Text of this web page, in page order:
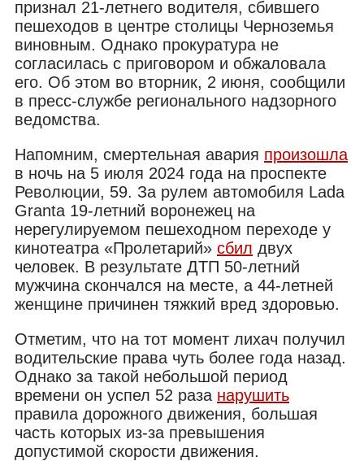
признал 21-летнего водителя, сбившего
пешеходов в центре столицы Черноземья
виновным. Однако прокуратура не
согласилась с приговором и обжаловала
его. Об этом во вторник, 2 июня, сообщили
в пресс-службе регионального надзорного
ведомства.
Напомним, смертельная авария произошла
в ночь на 5 июля 2024 года на проспекте
Революции, 59. За рулем автомобиля Lada
Granta 19-летний воронежец на
нерегулируемом пешеходном переходе у
кинотеатра «Пролетарий» сбил двух
человек. В результате ДТП 50-летний
мужчина скончался на месте, а 44-летней
женщине причинен тяжкий вред здоровью.
Отметим, что на тот момент лихач получил
водительские права чуть более года назад.
Однако за такой небольшой период
времени он успел 52 раза нарушить
правила дорожного движения, большая
часть которых из-за превышения
допустимой скорости движения.